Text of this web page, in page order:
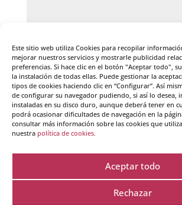
Este sitio web utiliza Cookies para recopilar
mejorar nuestros servicios y mostrarle publicidad
preferencias. Si hace clic en el botón "Aceptar todo",
la instalación de todas ellas. Puede gestionar la
tipos de cookies haciendo clic en “Configurar”. Así
de configurar su navegador pudiendo, si así lo desea,
instaladas en su disco duro, aunque deberá tener en
podrá ocasionar dificultades de navegación en la
consultar más información sobre las cookies que
nuestra política de cookies.
Aceptar todo
Rechazar
este navegador para la próxima vez